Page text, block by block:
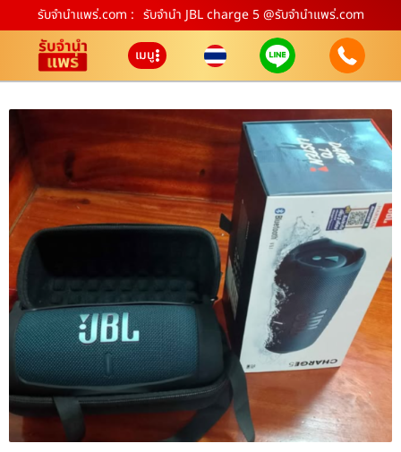
รับจํานําแพร่.com : รับจำนำ JBL charge 5 @รับจำนำแพร่.com
เมนู